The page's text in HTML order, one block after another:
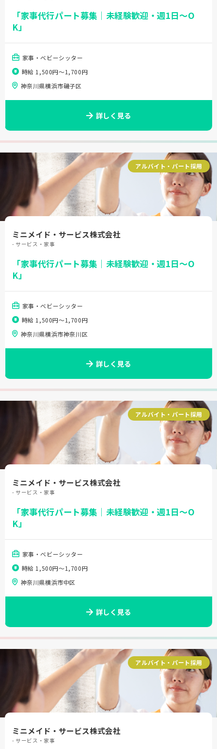
「家事代行パート募集｜未経験歓迎・週1日～O
K」
家事・ベビーシッター
時給 1,500円〜1,700円
神奈川県横浜市磯子区
詳しく見る
アルバイト・パート採用
ミニメイド・サービス株式会社
- サービス・家事
「家事代行パート募集｜未経験歓迎・週1日～O
K」
家事・ベビーシッター
時給 1,500円〜1,700円
神奈川県横浜市神奈川区
詳しく見る
アルバイト・パート採用
ミニメイド・サービス株式会社
- サービス・家事
「家事代行パート募集｜未経験歓迎・週1日～O
K」
家事・ベビーシッター
時給 1,500円〜1,700円
神奈川県横浜市中区
詳しく見る
アルバイト・パート採用
ミニメイド・サービス株式会社
- サービス・家事